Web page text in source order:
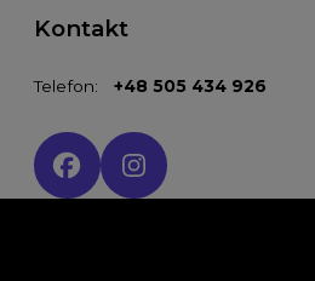
Kontakt
Telefon: +48 505 434 926
Social media: